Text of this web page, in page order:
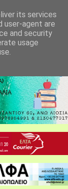
its services
user-agent are
and security
usage